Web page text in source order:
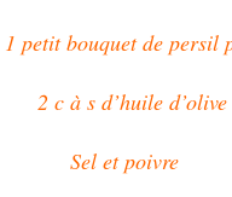
1 petit bouquet de persil
2 c à s d’huile d’olive
Sel et poivre